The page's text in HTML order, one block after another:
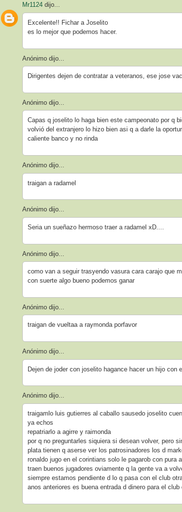
Mr1124 dijo...
Excelente!! Fichar a Joselito
es lo mejor que podemos hacer.
Anónimo dijo...
Dirigentes dejen de contratar a veteranos, ese jose
Anónimo dijo...
Capas q joselito lo haga bien este campeonato por q
volvió del extranjero lo hizo bien asi q a darle la
caliente banco y no rinda
Anónimo dijo...
traigan a radamel
Anónimo dijo...
Seria un sueñazo hermoso traer a radamel xD....
Anónimo dijo...
como van a seguir trasyendo vasura cara carajo que
con suerte algo bueno podemos ganar
Anónimo dijo...
traigan de vueltaa a raymonda porfavor
Anónimo dijo...
Dejen de joder con joselito hagance hacer un hijo con
Anónimo dijo...
traigamlo luis gutierres al caballo sausedo joselito
ya echos
repatriarlo a agirre y raimonda
por q no preguntarles siquiera si desean volver, pero
plata tienen q aserse ver los patrosinadores los d
ronaldo jugo en el corintians solo le pagarob con pura
traen buenos jugadores oviamente q la gente va a
siempre estamos pendiente d lo q pasa con el club
anos anteriores es buena entrada d dinero para el club